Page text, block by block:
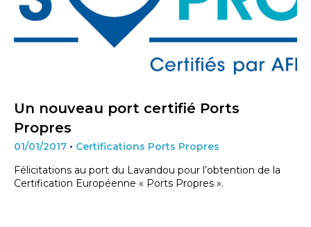
Un nouveau port certifié Ports
Propres
01/01/2017 • Certifications Ports Propres
Félicitations au port du Lavandou pour l’obtention de la
Certification Européenne « Ports Propres ».